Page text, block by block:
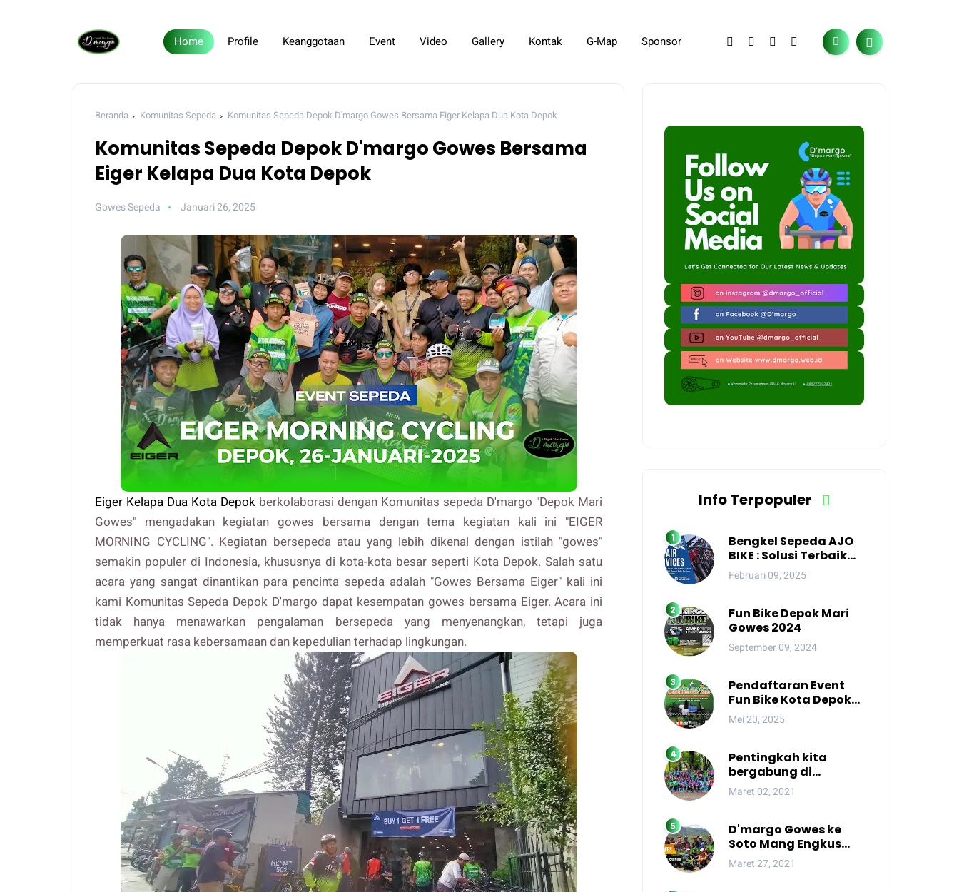
Home Profile Keanggotaan Event Video Gallery Kontak G-Map Sponsor
Beranda Komunitas Sepeda Komunitas Sepeda Depok D'margo Gowes Bersama Eiger Kelapa Dua Kota Depok
Komunitas Sepeda Depok D'margo Gowes Bersama
Eiger Kelapa Dua Kota Depok
Gowes Sepeda Januari 26, 2025
Eiger Kelapa Dua Kota Depok berkolaborasi dengan Komunitas sepeda D'margo "Depok Mari
Gowes" mengadakan kegiatan gowes bersama dengan tema kegiatan kali ini "EIGER
MORNING CYCLING". Kegiatan bersepeda atau yang lebih dikenal dengan istilah "gowes"
semakin populer di Indonesia, khususnya di kota-kota besar seperti Kota Depok. Salah satu
acara yang sangat dinantikan para pencinta sepeda adalah "Gowes Bersama Eiger" kali ini
kami Komunitas Sepeda Depok D'margo dapat kesempatan gowes bersama Eiger. Acara ini
tidak hanya menawarkan pengalaman bersepeda yang menyenangkan, tetapi juga
memperkuat rasa kebersamaan dan kepedulian terhadap lingkungan.
Info Terpopuler
Bengkel Sepeda AJO
BIKE : Solusi Terbaik
untuk Perawatan
Sepeda Anda di Kota
Februari 09, 2025
Fun Bike Depok Mari
Gowes 2024
September 09, 2024
Pendaftaran Event
Fun Bike Kota Depok
Gowes Kemerdekaan
2025 Resmi Dibuka!
Mei 20, 2025
Pentingkah kita
bergabung di
komunitas sepeda
Maret 02, 2021
D'margo Gowes ke
Soto Mang Engkus
Sentul, Bogor
Maret 27, 2021